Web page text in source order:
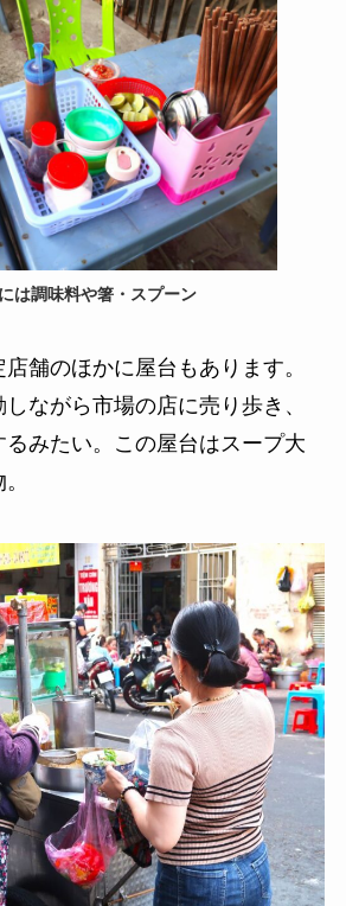
は調味料や箸・スプーン
舗のほかに屋台もあります。
ながら市場の店に売り歩き、
みたい。この屋台はスープ大